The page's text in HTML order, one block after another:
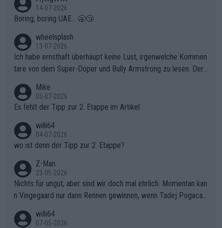
14-07-2026
Boring, boring UAE... 🥱😴
wheelsplash
13-07-2026
Ich habe ernsthaft überhaupt keine Lust, irgenwelche Kommen
tare von dem Super-Doper und Bully Armstrong zu lesen. Der
r die gehört nicht in dieses Medium!
Mike
05-07-2026
Es fehlt der Tipp zur 2. Etappe im Artikel
willi64
04-07-2026
wo ist denn der Tipp zur 2. Etappe?
Z-Man
23-05-2026
Nichts für ungut, aber sind wir doch mal ehrlich: Momentan kan
n Vingegaard nur dann Rennen gewinnen, wenn Tadej Pogacar
willi64
07-05-2026